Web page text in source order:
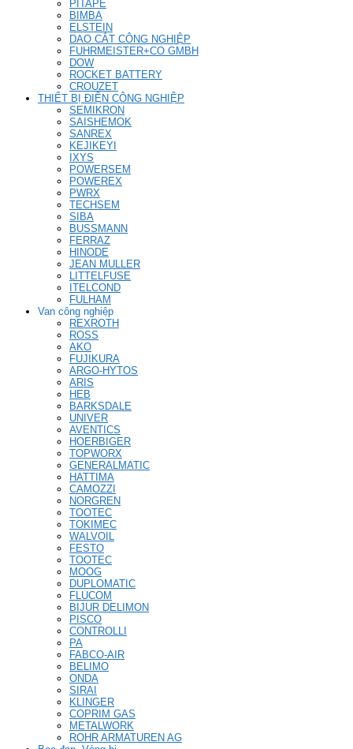
PITAPE
BIMBA
ELSTEIN
DAO CẮT CÔNG NGHIỆP
FUHRMEISTER+CO GMBH
DOW
ROCKET BATTERY
CROUZET
THIẾT BỊ ĐIỆN CÔNG NGHIỆP
SEMIKRON
SAISHEMOK
SANREX
KEJIKEYI
IXYS
POWERSEM
POWEREX
PWRX
TECHSEM
SIBA
BUSSMANN
FERRAZ
HINODE
JEAN MULLER
LITTELFUSE
ITELCOND
FULHAM
Van công nghiệp
REXROTH
ROSS
AKO
FUJIKURA
ARGO-HYTOS
ARIS
HEB
BARKSDALE
UNIVER
AVENTICS
HOERBIGER
TOPWORX
GENERALMATIC
HATTIMA
CAMOZZI
NORGREN
TOOTEC
TOKIMEC
WALVOIL
FESTO
TOOTEC
MOOG
DUPLOMATIC
FLUCOM
BIJUR DELIMON
PISCO
CONTROLLI
PA
FABCO-AIR
BELIMO
ONDA
SIRAI
KLINGER
COPRIM GAS
METALWORK
ROHR ARMATUREN AG